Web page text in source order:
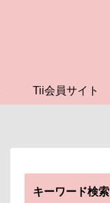
Tii会員サイト
キーワード検索